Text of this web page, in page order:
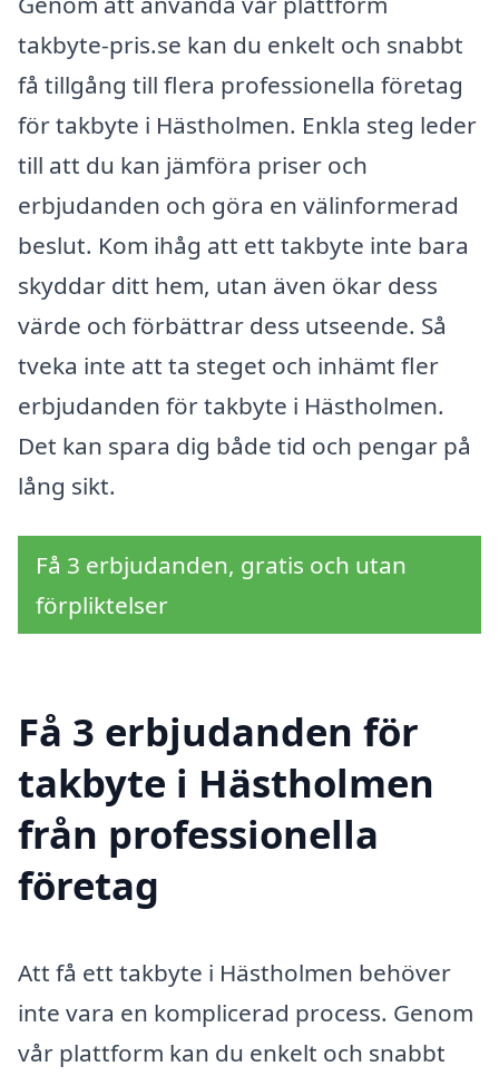
takbyte-pris.se kan du enkelt och snabbt
få tillgång till flera professionella företag
för takbyte i Hästholmen. Enkla steg leder
till att du kan jämföra priser och
erbjudanden och göra en välinformerad
beslut. Kom ihåg att ett takbyte inte bara
skyddar ditt hem, utan även ökar dess
värde och förbättrar dess utseende. Så
tveka inte att ta steget och inhämt fler
erbjudanden för takbyte i Hästholmen.
Det kan spara dig både tid och pengar på
lång sikt.
Få 3 erbjudanden, gratis och utan
förpliktelser
Få 3 erbjudanden för
takbyte i Hästholmen
från professionella
företag
Att få ett takbyte i Hästholmen behöver
inte vara en komplicerad process. Genom
vår plattform kan du enkelt och snabbt